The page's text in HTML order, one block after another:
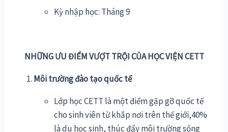
Kỳ nhập học: Tháng 9
NHỮNG ƯU ĐIỂM VƯỢT TRỘI CỦA HỌC VIỆN CETT
Môi trường đào tạo quốc tế
Lớp học CETT là một điểm gặp gỡ quốc tế
cho sinh viên từ khắp nơi trên thế giới,40%
là du học sinh, thúc đẩy môi trường sống